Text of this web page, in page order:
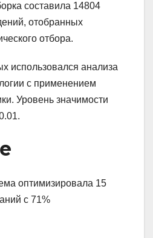
составила 14804
отобранных
отбора.
использовался анализа
с применением
Уровень значимости
оптимизировала 15
с 71%